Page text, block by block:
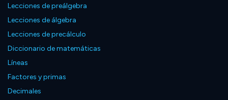
Lecciones de preálgebra
Lecciones de álgebra
Lecciones de precálculo
Diccionario de matemáticas
Líneas
Factores y primas
Decimales